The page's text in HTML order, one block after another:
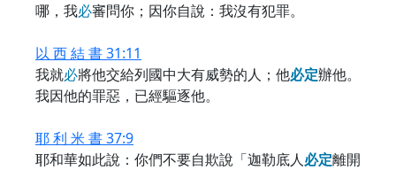
哪，我必審問你；因你自說：我沒有犯罪。
以 西 結 書 31:11
我就必將他交給列國中大有威勢的人；他必定辦他。
我因他的罪惡，已經驅逐他。
耶 利 米 書 37:9
耶和華如此說：你們不要自欺說「迦勒底人必定離開